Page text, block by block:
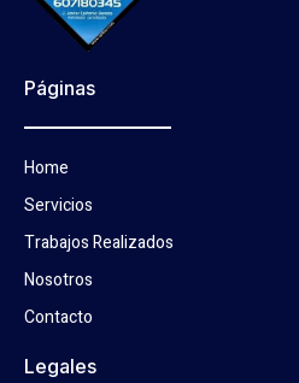
Páginas
Home
Servicios
Trabajos Realizados
Nosotros
Contacto
Legales